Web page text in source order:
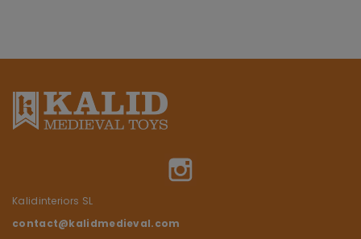
Kalidinteriors SL
contact@kalidmedieval.com